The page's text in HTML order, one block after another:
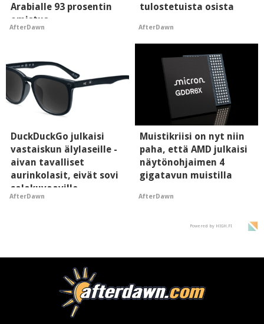
Arabialle 93 prosentin
omistus
AfterDawn
tulostetuista osista
AfterDawn
DuckDuckGo julkaisi
vastaiskun älylaseille -
aivan tavalliset
aurinkolasit, eivät sovi
salakuvaaville
hyypiöille
AfterDawn
Muistikriisi on nyt niin
paha, että AMD julkaisi
näytönohjaimen 4
gigatavun muistilla
AfterDawn
Powered by HIGH.FI